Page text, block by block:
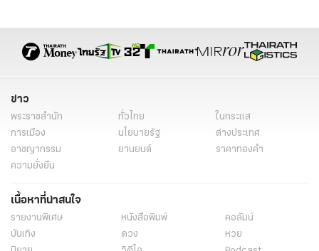
ข่าว
พระราชสำนัก ทั่วไทย
ในกระแส
การเมือง
นโยบายรัฐ
ต่างประเทศ
อาชญากรรม
ยานยนต์
ราคาทองคำ
ความยั่งยืน
เนื้อหาที่น่าสนใจ
รายงานพิเศษ หนังสือพิมพ์
คอลัมน์
บันเทิง
ดวง
หวย